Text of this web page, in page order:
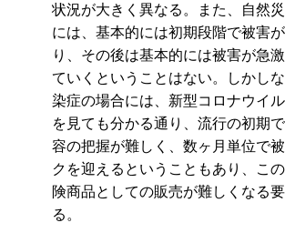
状況が大きく異なる。また、自然
には、基本的には初期段階で被害
り、その後は基本的には被害が急
ていくということはない。しかし
染症の場合には、新型コロナウイ
を見ても分かる通り、流行の初期
容の把握が難しく、数ヶ月単位で
クを迎えるということもあり、こ
険商品としての販売が難しくなる
る。